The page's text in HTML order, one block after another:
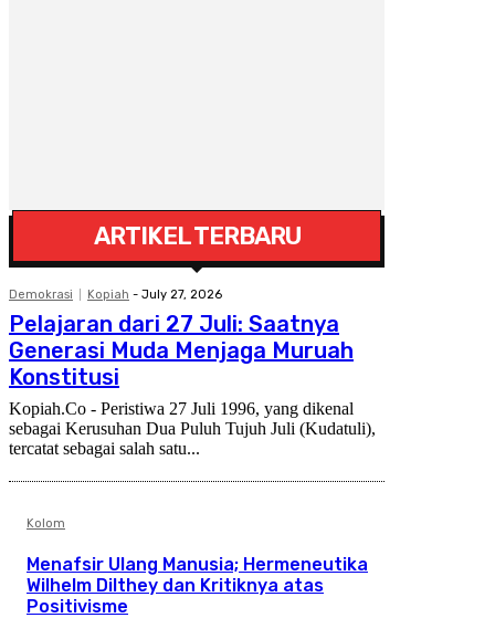
ARTIKEL TERBARU
Demokrasi Kopiah - July 27, 2026
Pelajaran dari 27 Juli: Saatnya
Generasi Muda Menjaga Muruah
Konstitusi
Kopiah.Co - Peristiwa 27 Juli 1996, yang dikenal
sebagai Kerusuhan Dua Puluh Tujuh Juli (Kudatuli),
tercatat sebagai salah satu...
Kolom
Menafsir Ulang Manusia; Hermeneutika
Wilhelm Dilthey dan Kritiknya atas
Positivisme